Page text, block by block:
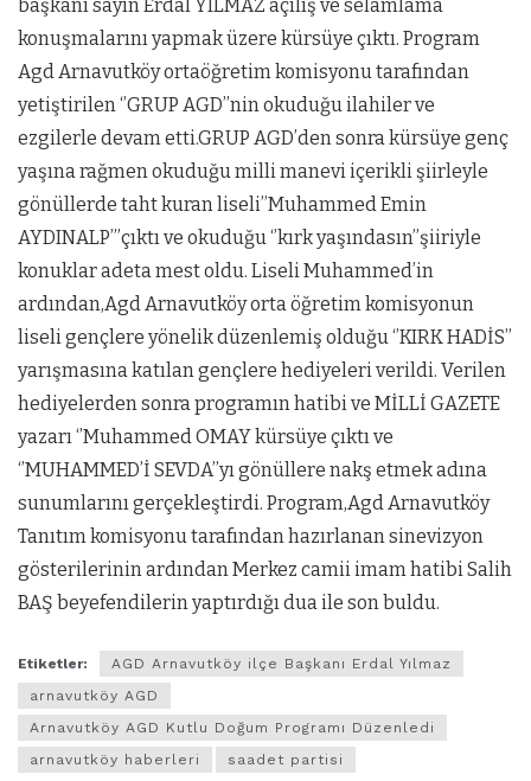
başkanı sayın Erdal YILMAZ açılış ve selamlama
konuşmalarını yapmak üzere kürsüye çıktı. Program
Agd Arnavutköy ortaöğretim komisyonu tarafından
yetiştirilen ‘’GRUP AGD’’nin okuduğu ilahiler ve
ezgilerle devam etti.GRUP AGD’den sonra kürsüye genç
yaşına rağmen okuduğu milli manevi içerikli şiirleyle
gönüllerde taht kuran liseli’’Muhammed Emin
AYDINALP’’’çıktı ve okuduğu ‘’kırk yaşındasın’’şiiriyle
konuklar adeta mest oldu. Liseli Muhammed’in
ardından,Agd Arnavutköy orta öğretim komisyonun
liseli gençlere yönelik düzenlemiş olduğu ‘’KIRK HADİS’’
yarışmasına katılan gençlere hediyeleri verildi. Verilen
hediyelerden sonra programın hatibi ve MİLLİ GAZETE
yazarı ‘’Muhammed OMAY kürsüye çıktı ve
‘’MUHAMMED’İ SEVDA’’yı gönüllere nakş etmek adına
sunumlarını gerçekleştirdi. Program,Agd Arnavutköy
Tanıtım komisyonu tarafından hazırlanan sinevizyon
gösterilerinin ardından Merkez camii imam hatibi Salih
BAŞ beyefendilerin yaptırdığı dua ile son buldu.
Etiketler:
AGD Arnavutköy ilçe Başkanı Erdal Yılmaz
arnavutköy AGD
Arnavutköy AGD Kutlu Doğum Programı Düzenledi
arnavutköy haberleri
saadet partisi